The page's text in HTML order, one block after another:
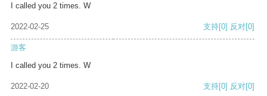
I called you 2 times. W
2022-02-25 支持[0] 反对[0]
游客
I called you 2 times. W
2022-02-20 支持[0] 反对[0]